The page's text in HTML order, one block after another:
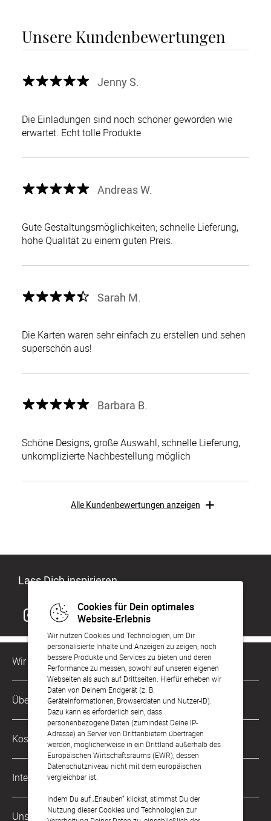
Cookies für Dein optimales
Website-Erlebnis
Wir nutzen Cookies und Technologien, um Dir
personalisierte Inhalte und Anzeigen zu zeigen, noch
bessere Produkte und Services zu bieten und deren
Performance zu messen, sowohl auf unseren eigenen
Webseiten als auch auf Drittseiten. Hierfür erheben wir
Daten von Deinem Endgerät (z. B.
Geräteinformationen, Browserdaten und Nutzer-ID).
Dazu kann es erforderlich sein, dass
personenbezogene Daten (zumindest Deine IP-
Adresse) an Server von Drittanbietern übertragen
werden, möglicherweise in ein Drittland außerhalb des
Europäischen Wirtschaftsraums (EWR), dessen
Datenschutzniveau nicht mit dem europäischen
vergleichbar ist.
Indem Du auf „Erlauben“ klickst, stimmst Du der
Nutzung dieser Cookies und Technologien zur
Unsere Kundenbewertungen
Jenny S.
Die Einladungen sind noch schöner geworden wie
erwartet. Echt tolle Produkte
Andreas W.
Gute Gestaltungsmöglichkeiten; schnelle Lieferung,
hohe Qualität zu einem guten Preis.
Sarah M.
Die Karten waren sehr einfach zu erstellen und sehen
superschön aus!
Barbara B.
Schöne Designs, große Auswahl, schnelle Lieferung,
unkomplizierte Nachbestellung möglich
Alle Kundenbewertungen anzeigen
Lass Dich inspirieren
Wir sind für Dich da
Kundenservice-Hotline
0221 956 725 10
Mo. - Fr. von 9 bis 17 Uhr
kontakt@sendmoments.de
Über Uns
Philosophie
Karriere
Impressum
AGB & Widerrufsrecht
Zahlung & Versand
Kostenlose Services
Musterkarten
Digitale Gästelisten
International
Österreich
Unsere Zahlungsarten